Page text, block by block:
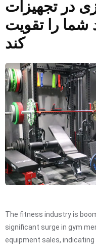
در تجهیزات
شما را تقویت
کند
The fitness industry is
significant surge in gym
equipment sales,